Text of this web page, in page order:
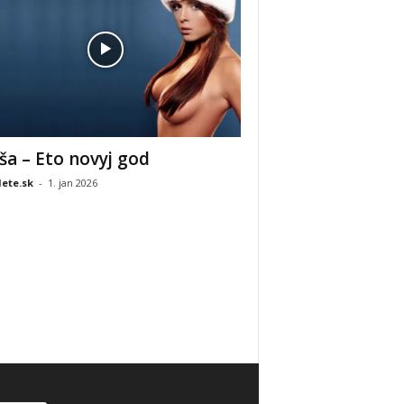
– Eto novyj god
- 1. jan 2026